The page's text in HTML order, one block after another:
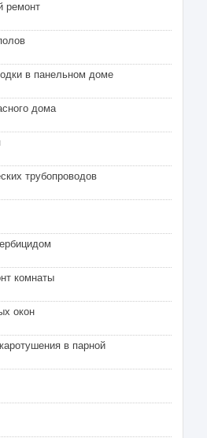
ремонт
в панельном доме
дома
трубопроводов
комнаты
окон
в парной